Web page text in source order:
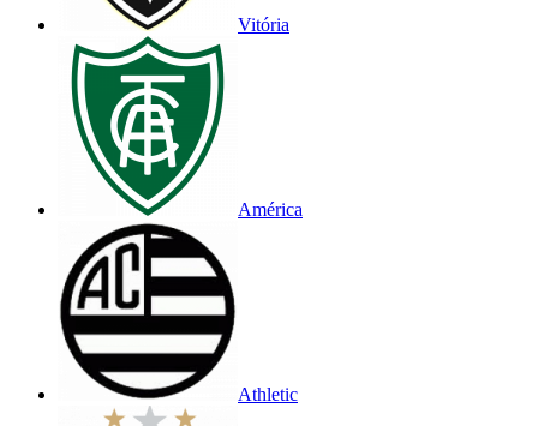
Vitória
América
Athletic